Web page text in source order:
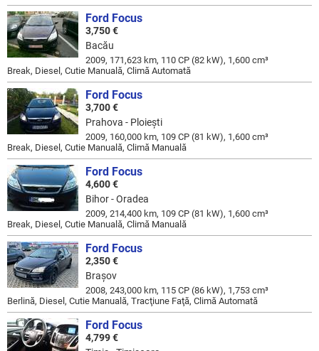
Ford Focus
3,750 €
Bacău
2009, 171,623 km, 110 CP (82 kW), 1,600 cm³
Break, Diesel, Cutie Manuală, Climă Automată
Ford Focus
3,700 €
Prahova - Ploieşti
2009, 160,000 km, 109 CP (81 kW), 1,600 cm³
Break, Diesel, Cutie Manuală, Climă Manuală
Ford Focus
4,600 €
Bihor - Oradea
2009, 214,400 km, 109 CP (81 kW), 1,600 cm³
Break, Diesel, Cutie Manuală, Climă Manuală
Ford Focus
2,350 €
Braşov
2008, 243,000 km, 115 CP (86 kW), 1,753 cm³
Berlină, Diesel, Cutie Manuală, Tracţiune Faţă, Climă Automată
Ford Focus
4,799 €